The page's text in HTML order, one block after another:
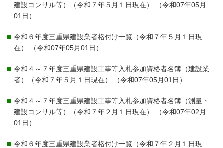
建設コンサル等）（令和７年５月１日現在）
（令和07年05月
01日）
令和６年度三重県建設業者格付け一覧（令和７年５月１日現
在）
（令和07年05月01日）
令和４～７年度三重県建設工事等入札参加資格者名簿（建設業
者）（令和７年５月１日現在）
（令和07年05月01日）
令和４～７年度三重県建設工事等入札参加資格者名簿（測量・
建設コンサル等）（令和７年２月１日現在）
（令和07年02月
01日）
令和６年度三重県建設業者格付け一覧（令和７年２月１日現